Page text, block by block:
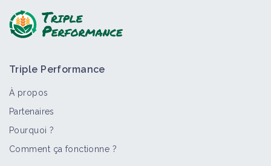
Triple Performance
À propos
Partenaires
Pourquoi ?
Comment ça fonctionne ?